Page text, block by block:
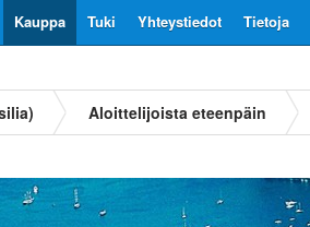
Tietoja
Yhteystiedot
Tuki
Kauppa
Aloittelijoista eteenpäin